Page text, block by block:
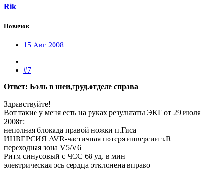
Rik
Новичок
15 Авг 2008
#7
Ответ: Боль в шеи,груд.отделе справа
Здравствуйте!
Вот такие у меня есть на руках результаты ЭКГ от 29 июля
2008г:
неполная блокада правой ножки п.Гиса
ИНВЕРСИЯ AVR-частичная потеря инверсии з.R
переходная зона V5/V6
Ритм синусовый с ЧСС 68 уд. в мин
электрическая ось сердца отклонена вправо